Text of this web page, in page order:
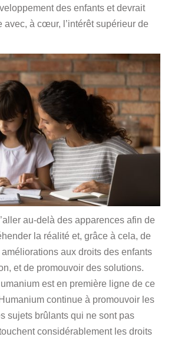
des enfants et devrait
avec, à cœur, l’intérêt supérieur de
au-delà des apparences afin de
la réalité et, grâce à cela, de
aux droits des enfants
et de promouvoir des solutions.
est en première ligne de ce
continue à promouvoir les
sujets brûlants qui ne sont pas
considérablement les droits